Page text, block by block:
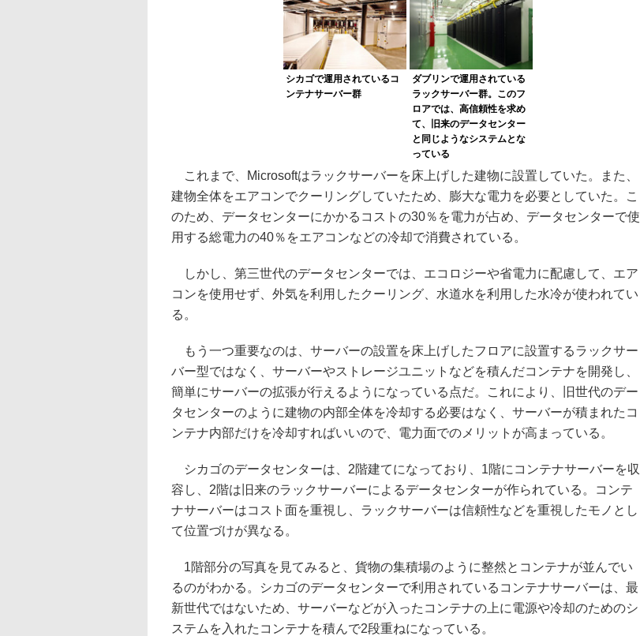
シカゴで運用されているコ
ンテナサーバー群
ダブリンで運用されている
ラックサーバー群。このフ
ロアでは、高信頼性を求め
て、旧来のデータセンター
と同じようなシステムとな
っている
これまで、Microsoftはラックサーバーを床上げした建物に設置していた。また、
建物全体をエアコンでクーリングしていたため、膨大な電力を必要としていた。こ
のため、データセンターにかかるコストの30％を電力が占め、データセンターで使
用する総電力の40％をエアコンなどの冷却で消費されている。
しかし、第三世代のデータセンターでは、エコロジーや省電力に配慮して、エア
コンを使用せず、外気を利用したクーリング、水道水を利用した水冷が使われてい
る。
もう一つ重要なのは、サーバーの設置を床上げしたフロアに設置するラックサー
バー型ではなく、サーバーやストレージユニットなどを積んだコンテナを開発し、
簡単にサーバーの拡張が行えるようになっている点だ。これにより、旧世代のデー
タセンターのように建物の内部全体を冷却する必要はなく、サーバーが積まれたコ
ンテナ内部だけを冷却すればいいので、電力面でのメリットが高まっている。
シカゴのデータセンターは、2階建てになっており、1階にコンテナサーバーを収
容し、2階は旧来のラックサーバーによるデータセンターが作られている。コンテ
ナサーバーはコスト面を重視し、ラックサーバーは信頼性などを重視したモノとし
て位置づけが異なる。
1階部分の写真を見てみると、貨物の集積場のように整然とコンテナが並んでい
るのがわかる。シカゴのデータセンターで利用されているコンテナサーバーは、最
新世代ではないため、サーバーなどが入ったコンテナの上に電源や冷却のためのシ
ステムを入れたコンテナを積んで2段重ねになっている。